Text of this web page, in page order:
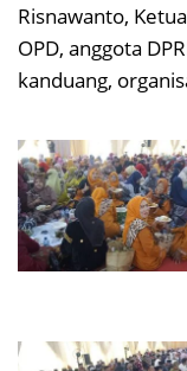
Risnawanto,
OPD, anggota
kanduang,